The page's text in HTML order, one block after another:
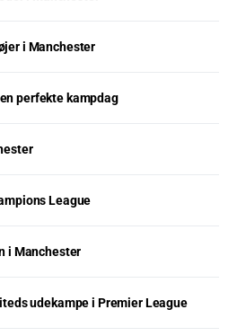
i Manchester
perfekte kampdag
League
i Manchester
udekampe i Premier League